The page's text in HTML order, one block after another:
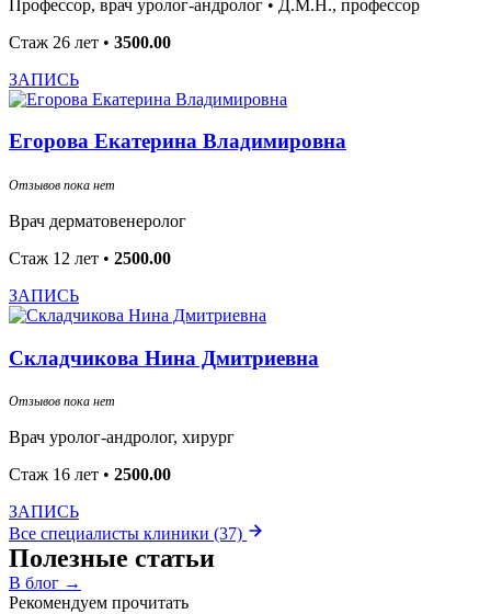
Профессор, врач уролог-андролог • Д.М.Н., профессор
Стаж 26 лет • 3500.00
ЗАПИСЬ
Егорова Екатерина Владимировна
Отзывов пока нет
Врач дерматовенеролог
Стаж 12 лет • 2500.00
ЗАПИСЬ
Складчикова Нина Дмитриевна
Отзывов пока нет
Врач уролог-андролог, хирург
Стаж 16 лет • 2500.00
ЗАПИСЬ
Все специалисты клиники (37)
Полезные статьи
В блог →
Рекомендуем прочитать